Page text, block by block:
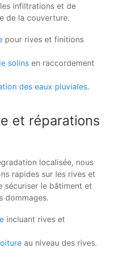
infiltrations et de
de la couverture.
pour rives et finitions
solins en raccordement
des eaux pluviales.
et réparations
localisée, nous
rapides sur les rives et
sécuriser le bâtiment et
dommages.
incluant rives et
au niveau des rives.